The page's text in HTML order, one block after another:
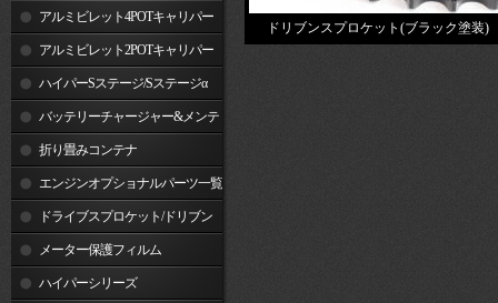
アルミビレット4POTキャリパー
関連製品アルミビレット2POTキャリパー
関連製品ハイパーSステージ/Sステージα
バッテリーチャージャー&メンテ
ナー 折り畳みコンテナ
エンジンオプショナルパーツ一覧
ドライブスプロケット/ドリブン
スプロケット
メーター保護フィルム
ハイパーシリーズ
ドリブンスプロケット(ブラック塗装)